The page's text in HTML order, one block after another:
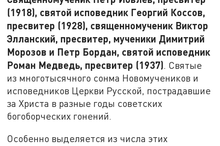
(1918), святой исповедник Георгий Коссов,
пресвитер (1928), священномученик Виктор
Элланский, пресвитер, мученики Димитрий
Морозов и Петр Бордан, святой исповедник
Роман Медведь, пресвитер (1937). Святые
из многотысячного сонма Новомучеников и
исповедников Церкви Русской, пострадавшие
за Христа в разные годы советских
богоборческих гонений.
Особенно выделяется из числа этих